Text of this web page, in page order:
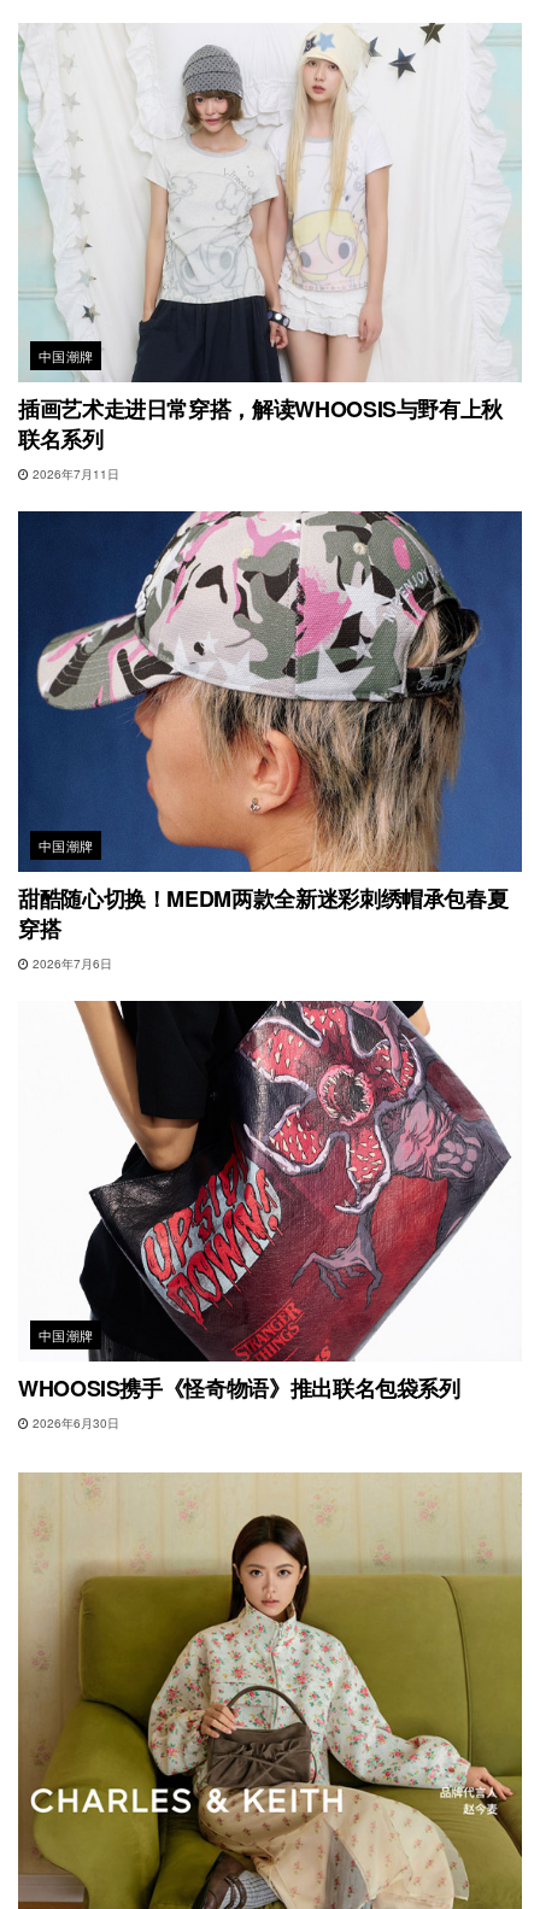
中国潮牌
插画艺术走进日常穿搭，解读WHOOSIS与野有上秋
联名系列
2026年7月11日
中国潮牌
甜酷随心切换！MEDM两款全新迷彩刺绣帽承包春夏
穿搭
2026年7月6日
中国潮牌
WHOOSIS携手《怪奇物语》推出联名包袋系列
2026年6月30日